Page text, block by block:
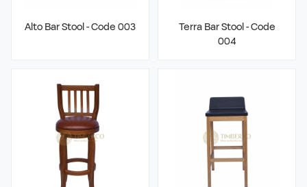
Alto Bar Stool - Code 003
Terra Bar Stool - Code
004